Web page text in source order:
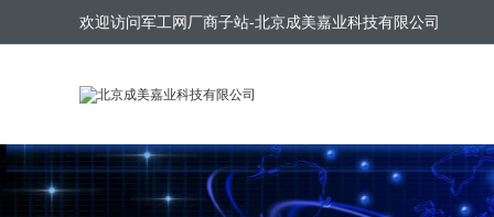
欢迎访问军工网厂商子站-北京成美嘉业科技有限公司